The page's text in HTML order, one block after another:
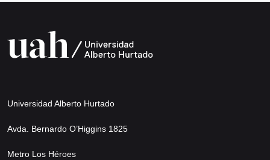
Universidad Alberto Hurtado
Avda. Bernardo O’Higgins 1825
Metro Los Héroes